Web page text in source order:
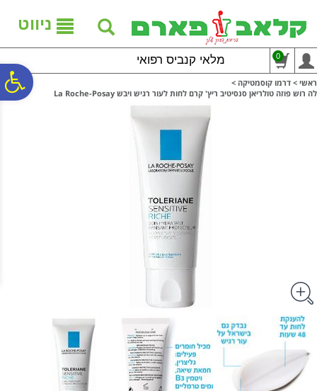
נגישות
אתר
המרכזי
ניווט
מלאי קנביס רפואי 0
ראשי > דרמו קוסמטיקה >
לה רוש פוזה טולריאן סנסיטיב ריץ' קרם לחות לעור רגיש ויבש La Roche-Posay